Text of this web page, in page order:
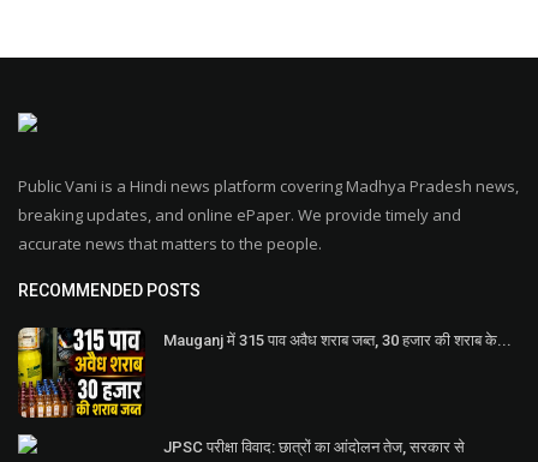
Public Vani is a Hindi news platform covering Madhya Pradesh news,
breaking updates, and online ePaper. We provide timely and
accurate news that matters to the people.
RECOMMENDED POSTS
Mauganj में 315 पाव अवैध शराब जब्त, 30 हजार की शराब के...
JPSC परीक्षा विवाद: छात्रों का आंदोलन तेज, सरकार से